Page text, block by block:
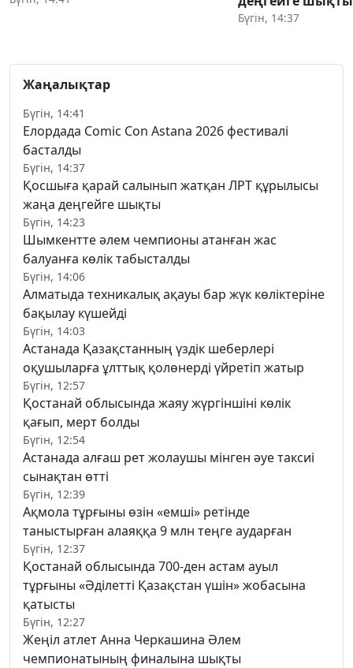
Бүгін, 14:37
Жаңалықтар
Бүгін, 14:41
Елордада Comic Con Astana 2026 фестивалі
басталды
Бүгін, 14:37
Қосшыға қарай салынып жатқан ЛРТ құрылысы
жаңа деңгейге шықты
Бүгін, 14:23
Шымкентте әлем чемпионы атанған жас
балуанға көлік табысталды
Бүгін, 14:06
Алматыда техникалық ақауы бар жүк көліктеріне
бақылау күшейді
Бүгін, 14:03
Астанада Қазақстанның үздік шеберлері
оқушыларға ұлттық қолөнерді үйретіп жатыр
Бүгін, 12:57
Қостанай облысында жаяу жүргіншіні көлік
қағып, мерт болды
Бүгін, 12:54
Астанада алғаш рет жолаушы мінген әуе таксиі
сынақтан өтті
Бүгін, 12:39
Ақмола тұрғыны өзін «емші» ретінде
таныстырған алаяққа 9 млн теңге аударған
Бүгін, 12:37
Қостанай облысында 700-ден астам ауыл
тұрғыны «Әділетті Қазақстан үшін» жобасына
қатысты
Бүгін, 12:27
Жеңіл атлет Анна Черкашина Әлем
чемпионатының финалына шықты